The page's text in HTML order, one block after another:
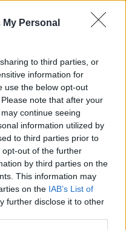
Personal
to third parties, or
information for
use the below opt-out
note that after your
continue seeing
information utilized by
to third parties prior to
out of the further
by third parties on the
This information may
on the IAB’s List of
further disclose it to other
προφίλ
για το
τα 3D εκτυπωμένα
ειδικούς
φάρμακα, σπάνιες
και σε σύνθετα
τα
παραγωγή
δόσεις, εκεί που